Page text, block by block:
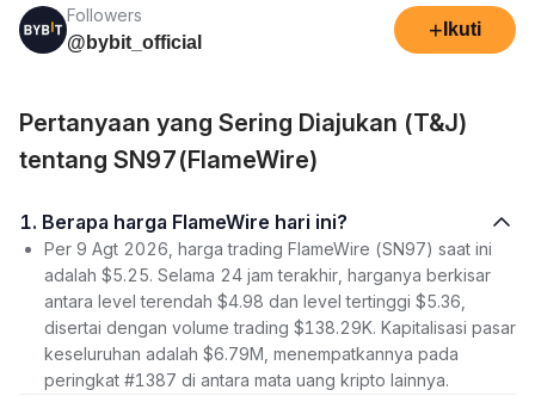
Followers
@bybit_official
+ Ikuti
Pertanyaan yang Sering Diajukan (T&J)
tentang SN97(FlameWire)
1. Berapa harga FlameWire hari ini?
Per 9 Agt 2026, harga trading FlameWire (SN97) saat ini
adalah $5.25. Selama 24 jam terakhir, harganya berkisar
antara level terendah $4.98 dan level tertinggi $5.36,
disertai dengan volume trading $138.29K. Kapitalisasi pasar
keseluruhan adalah $6.79M, menempatkannya pada
peringkat #1387 di antara mata uang kripto lainnya.